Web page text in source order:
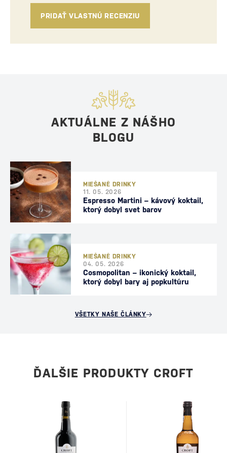
PRIDAŤ VLASTNÚ RECENZIU
AKTUÁLNE Z NÁŠHO
BLOGU
MIEŠANÉ DRINKY
11. 05. 2026
Espresso Martini – kávový koktail,
ktorý dobyl svet barov
MIEŠANÉ DRINKY
04. 05. 2026
Cosmopolitan – ikonický koktail,
ktorý dobyl bary aj popkultúru
VŠETKY NAŠE ČLÁNKY
ĎALŠIE PRODUKTY CROFT